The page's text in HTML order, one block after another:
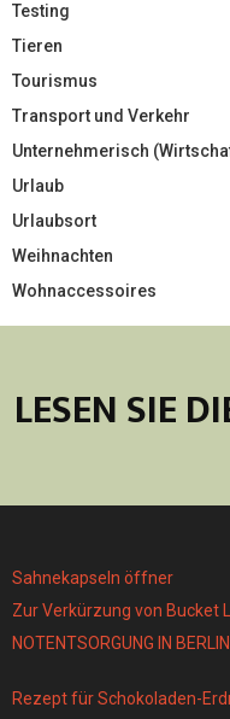
Testing
Tieren
Tourismus
Transport und Verkehr
Unternehmerisch
Urlaub
Urlaubsort
Weihnachten
Wohnaccessoires
LESEN SIE
Sahnekapseln öffner
Zur Verkürzung von Bucket
NOTENTSORGUNG IN
Rezept für Schokoladen-